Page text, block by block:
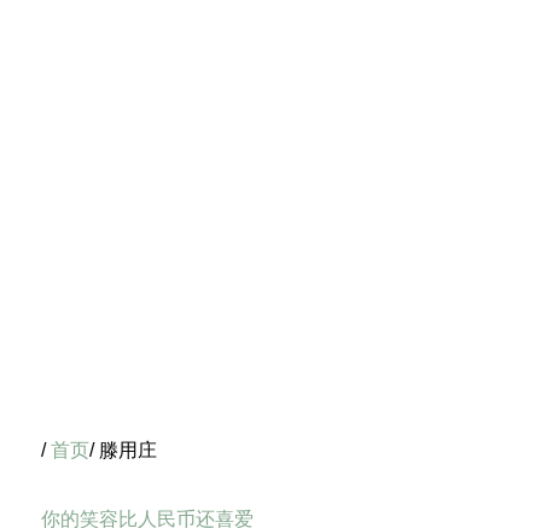
/首页/ 滕用庄
你的笑容比人民币还喜爱